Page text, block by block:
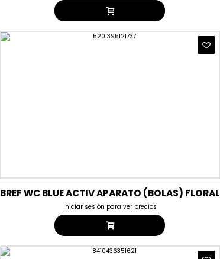
BREF WC BLUE ACTIV APARATO (BOLAS) FLORAL
Iniciar sesión para ver precios